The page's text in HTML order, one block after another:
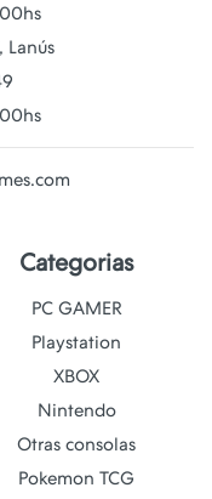
Lanús
Categorias
PC GAMER
Playstation
XBOX
Nintendo
Otras consolas
Pokemon TCG